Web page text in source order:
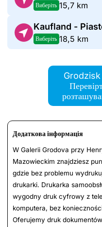
Виберіть 15,7 km
Kaufland -
Виберіть 18,5 km
Додаткова інформація
W Galerii Grodova przy
Mazowieckim znajdziesz
gdzie bez problemu
drukarki. Drukarka
wygodny druk cyfrowy z
komputera, bez
Oferujemy druk